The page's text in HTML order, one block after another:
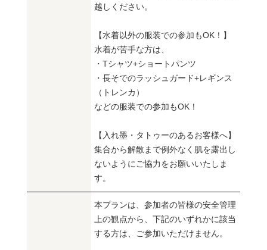
越しください。
【水着以外の服装での参加もOK！】
水着が苦手な方は、
・Tシャツ+ショートパンツ
・長そでのラッシュガード+レギンス
（トレンカ）
などの服装での参加もOK！
【入れ墨・タトゥーのあるお客様へ】
集合から解散まで例外なく肌を露出し
ないようにご協力をお願いいたしま
す。
本プランは、参加者の皆様の安全管理
上の観点から、下記のいずれかに該当
する方は、ご参加いただけません。